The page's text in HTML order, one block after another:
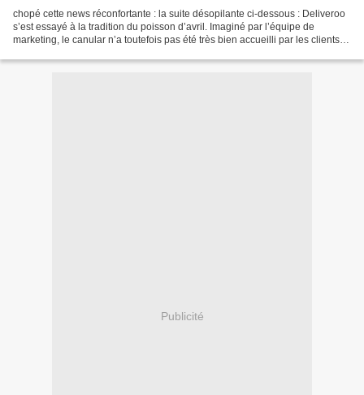
chopé cette news réconfortante : la suite désopilante ci-dessous : Deliveroo
s’est essayé à la tradition du poisson d’avril. Imaginé par l’équipe de
marketing, le canular n’a toutefois pas été très bien accueilli par les clients,
Publicité